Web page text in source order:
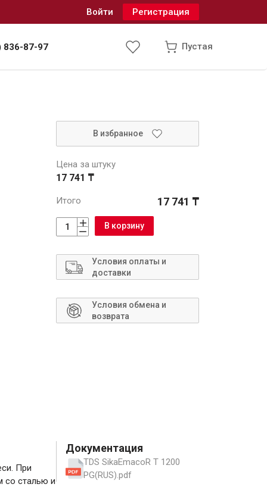
В избранное
Цена за штуку
17 741 ₸
Итого 17 741 ₸
В корзину
Условия оплаты и
доставки
Условия обмена и
возврата
При
со сталью и
Документация
TDS SikaEmacoR T 1200
PG(RUS).pdf
Войти Регистрация
836-87-97 Пустая
и водоотведение
Сантехника